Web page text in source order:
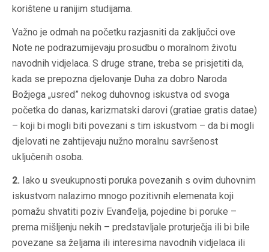
korištene u ranijim studijama.
Važno je odmah na početku razjasniti da zaključci ove
Note ne podrazumijevaju prosudbu o moralnom životu
navodnih vidjelaca. S druge strane, treba se prisjetiti da,
kada se prepozna djelovanje Duha za dobro Naroda
Božjega „usred” nekog duhovnog iskustva od svoga
početka do danas, karizmatski darovi (gratiae gratis datae)
– koji bi mogli biti povezani s tim iskustvom – da bi mogli
djelovati ne zahtijevaju nužno moralnu savršenost
uključenih osoba.
2. Iako u sveukupnosti poruka povezanih s ovim duhovnim
iskustvom nalazimo mnogo pozitivnih elemenata koji
pomažu shvatiti poziv Evanđelja, pojedine bi poruke –
prema mišljenju nekih – predstavljale proturječja ili bi bile
povezane sa željama ili interesima navodnih vidjelaca ili